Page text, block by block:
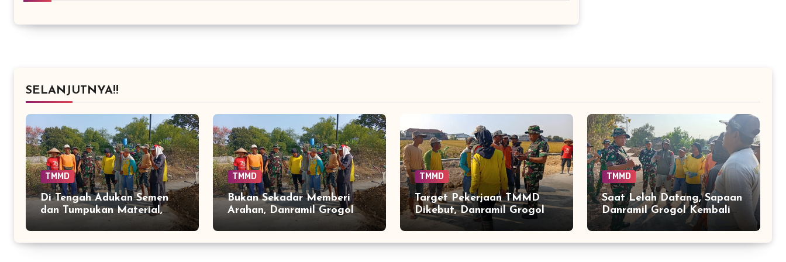
SELANJUTNYA!!
TMMD
Di Tengah Adukan Semen
dan Tumpukan Material,
Danramil Grogol Pilih
Berada di Sisi Pekerja
TMMD
TMMD
Bukan Sekadar Memberi
Arahan, Danramil Grogol
Ikut Bekerja dan Membuat
Warga Parangjoro Makin
Terlibat
TMMD
Target Pekerjaan TMMD
Dikebut, Danramil Grogol
Turun Langsung Menjaga
Ritme Pekerja di Parangjoro
TMMD
Saat Lelah Datang, Sapaan
Danramil Grogol Kembali
Menyalakan Tenaga Pekerja
TMMD di Parangjoro